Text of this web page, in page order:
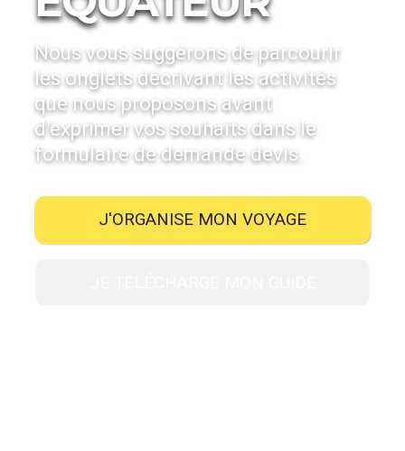
Nous vous suggérons de parcourir
les onglets décrivant les activités
que nous proposons avant
d’exprimer vos souhaits dans le
formulaire de demande devis.
J'ORGANISE MON VOYAGE